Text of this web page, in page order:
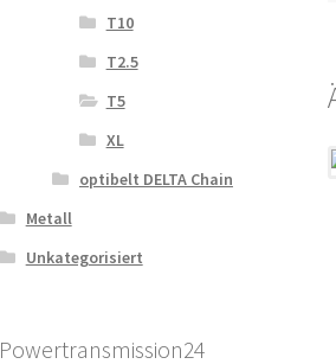
T10
T2.5
T5
XL
optibelt DELTA Chain
Metall
Unkategorisiert
Powertransmission24